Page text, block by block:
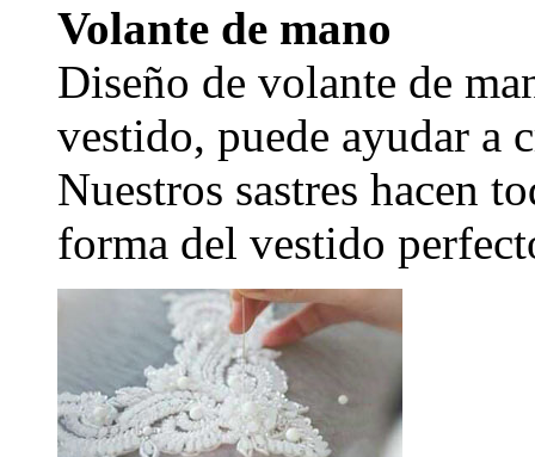
Volante de mano
Diseño de volante de
vestido, puede ayudar a
Nuestros sastres hacen
forma del vestido